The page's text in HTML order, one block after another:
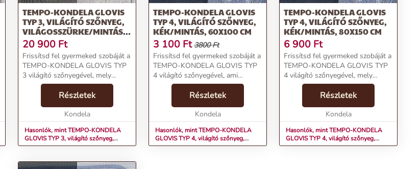
TEMPO-KONDELA GLOVIS
TYP 3, VILÁGÍTÓ SZŐNYEG,
VILÁGOSSZÜRKE/MINTÁS,
160X230 CM
20 900 Ft
Frissítsd fel gyermeked szobáját a
TEMPO-KONDELA GLOVIS TYP
3 világító szőnyegével, mely
lenyűgöző csillagkép mintájával és
praktikus tulajdonságaival
egyaránt megfelelő választás
lesz.Termékjellemzők...
Részletek
Kondela
Hasonlók, mint TEMPO-KONDELA
GLOVIS TYP 3, világító szőnyeg,
világosszürke/mintás, 160x230 cm
TEMPO-KONDELA GLOVIS
TYP 4, VILÁGÍTÓ SZŐNYEG,
KÉK/MINTÁS, 60X100 CM
3 100 Ft 3800 Ft
Frissítsd fel gyermeked szobáját a
TEMPO-KONDELA GLOVIS TYP
4 világító szőnyegével, ami
egyaránt dekoratív és praktikus
kiegészítő.Termékjellemzők:Anyag:
Kiváló minőségű 100%
poliészter/hab/mikro plüs...
Részletek
Kondela
Hasonlók, mint TEMPO-KONDELA
GLOVIS TYP 4, világító szőnyeg,
kék/mintás, 60x100 cm
TEMPO-KONDELA GLOVIS
TYP 4, VILÁGÍTÓ SZŐNYEG,
KÉK/MINTÁS, 80X150 CM
6 900 Ft
Frissítsd fel gyermeked szobáját a
TEMPO-KONDELA GLOVIS TYP
4 világító szőnyegével, mely
egyben dekoratív és praktikus
is.Termékjellemzők:Anyag: Kiváló
minőségű 100%
Részletek
Kondela
Hasonlók, mint TEMPO-KONDELA
GLOVIS TYP 4, világító szőnyeg,
kék/mintás, 80x150 cm